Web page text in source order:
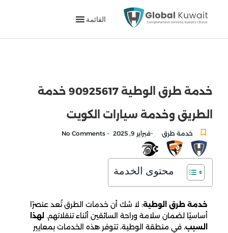
القائمة
خدمة طرق الوطية 90925617 خدمة
الطريق وخدمة سيارات الكويت
خدمة طرق -فبراير 9, 2025 -
محتوى الخدمة
خدمة طرق الوطية: لا شك أن خدمات الطرق تُعد عنصرًا
أساسيًا لضمان سلامة وراحة السائقين أثناء تنقلاتهم. لهذا
السبب، في منطقة الوطية، تتوفر هذه الخدمات بمعايير